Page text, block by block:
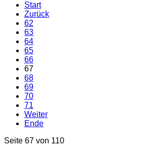
Start
Zurück
62
63
64
65
66
67
68
69
70
71
Weiter
Ende
Seite 67 von 110